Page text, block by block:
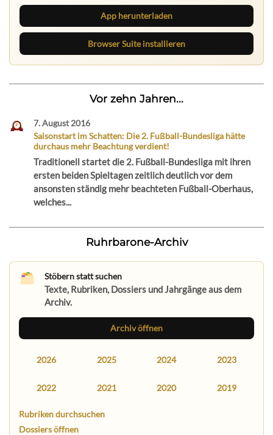
App herunterladen
Browser Suite installieren
Vor zehn Jahren...
7. August 2016
Saisonstart im Schatten: Die 2. Fußball-Bundesliga hätte
durchaus mehr Beachtung verdient!
Traditionell startet die 2. Fußball-Bundesliga mit ihren
ersten beiden Spieltagen zeitlich deutlich vor dem
ansonsten ständig mehr beachteten Fußball-Oberhaus,
welches...
Ruhrbarone-Archiv
Stöbern statt suchen
Texte, Rubriken, Dossiers und Jahrgänge aus dem
Archiv.
Archiv öffnen
2026 2025 2024 2023
2022 2021 2020 2019
Rubriken durchsuchen
Dossiers öffnen